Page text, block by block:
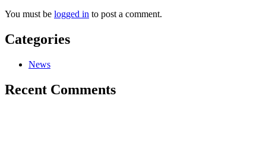
You must be logged in to post a comment.
Categories
News
Recent Comments